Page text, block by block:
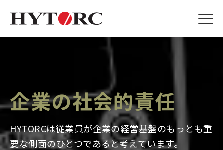
企業の社会的責任
HYTORCは従業員が企業の経営基盤のもっとも重
要な側面のひとつであると考えています。